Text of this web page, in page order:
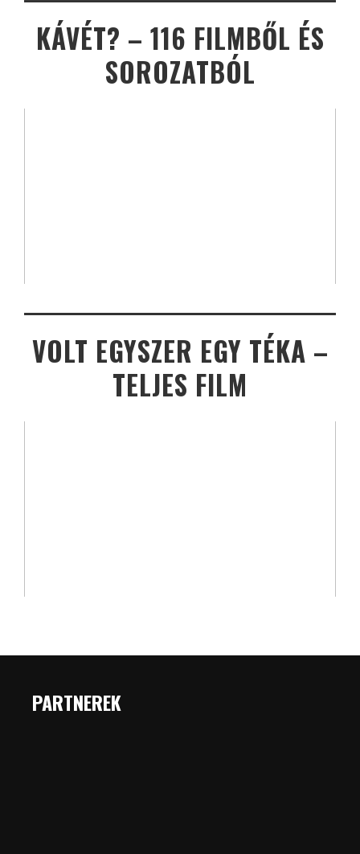
KÁVÉT? – 116 FILMBŐL ÉS
SOROZATBÓL
VOLT EGYSZER EGY TÉKA –
TELJES FILM
PARTNEREK